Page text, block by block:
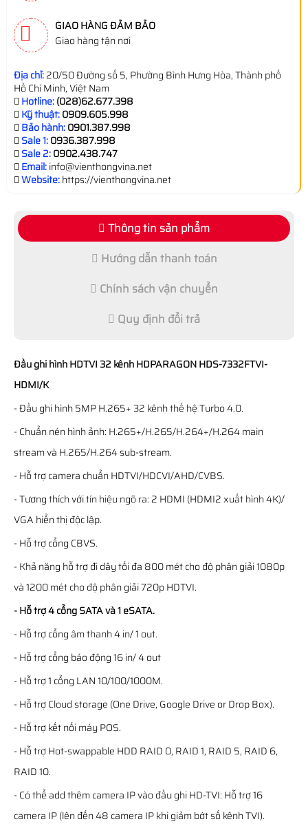
GIAO HÀNG ĐẢM BẢO
Giao hàng tận nơi
Địa chỉ:20/50 Đường số 5, Phường Bình Hưng Hòa, Thành phố
Hồ Chí Minh, Việt Nam
Hotline:(028)62.677.398
Kỹ thuật:0909.605.998
Bảo hành:0901.387.998
Sale 1:0936.387.998
Sale 2:0902.438.747
Email:info@vienthongvina.net
Website:https://vienthongvina.net
Thông tin sản phẩm
Hướng dẫn thanh toán
Chính sách vận chuyển
Quy định đổi trả
Đầu ghi hình HDTVI 32 kênh HDPARAGON HDS-7332FTVI-
HDMI/K
- Đầu ghi hình 5MP H.265+ 32 kênh thế hệ Turbo 4.0.
- Chuẩn nén hình ảnh: H.265+/H.265/H.264+/H.264 main
stream và H.265/H.264 sub-stream.
- Hỗ trợ camera chuẩn HDTVI/HDCVI/AHD/CVBS.
- Tương thích với tín hiệu ngõ ra: 2 HDMI (HDMI2 xuất hình 4K)/
VGA hiển thị độc lập.
- Hỗ trợ cổng CBVS.
- Khả năng hỗ trợ đi dây tối đa 800 mét cho độ phân giải 1080p
và 1200 mét cho độ phân giải 720p HDTVI.
- Hỗ trợ 4 cổng SATA và 1 eSATA.
- Hỗ trợ cổng âm thanh 4 in/ 1 out.
- Hỗ trợ cổng báo động 16 in/ 4 out
- Hỗ trợ 1 cổng LAN 10/100/1000M.
- Hỗ trợ Cloud storage (One Drive, Google Drive or Drop Box).
- Hỗ trợ kết nối máy POS.
- Hỗ trợ Hot-swappable HDD RAID 0, RAID 1, RAID 5, RAID 6,
RAID 10.
- Có thể add thêm camera IP vào đầu ghi HD-TVI: Hỗ trợ 16
camera IP (lên đến 48 camera IP khi giảm bớt số kênh TVI).